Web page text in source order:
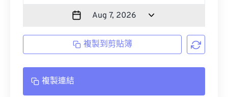
複製到剪貼簿
複製連結